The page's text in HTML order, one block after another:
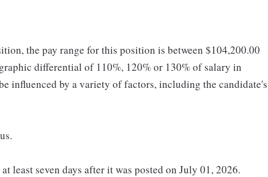
the pay range for this position is between $104,200.00
differential of 110%, 120% or 130% of salary in
influenced by a variety of factors, including the candidate's
least seven days after it was posted on July 01, 2026.